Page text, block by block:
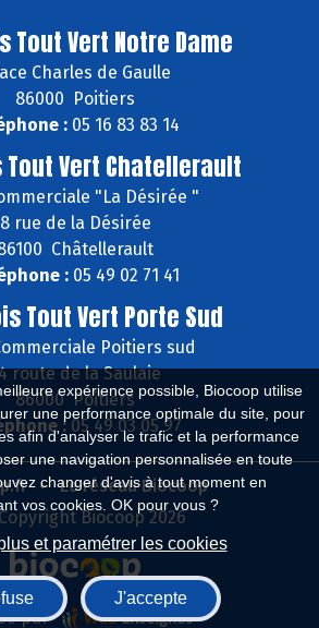
expérience possible, Biocoop utilise
une performance optimale du site, pour
afin d'analyser le trafic et la performance
une navigation personnalisée en toute
changer d'avis à tout moment en
vos cookies. OK pour vous ?
et paramétrer les cookies
J'accepte
Tout Vert Notre Dame
Charles de Gaulle
86000 Poitiers
: 05 16 83 83 14
Tout Vert Chatellerault
"La Désirée "
8 rue de la Désirée
Châtellerault
:05 49 02 71 41
Tout Vert Porte Sud
Poitiers sud
route de la Saulaie
86000 Poitiers
:05 49 03 05 97
Le réseau Biocoop
Copyright Biocoop 2026
par